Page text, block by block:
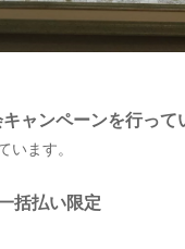
ャンペーンを行って
います。
括払い限定